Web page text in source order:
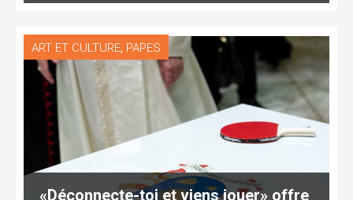
ART ET CULTURE, PAPES
«Déconnecte-toi et viens jouer» offre